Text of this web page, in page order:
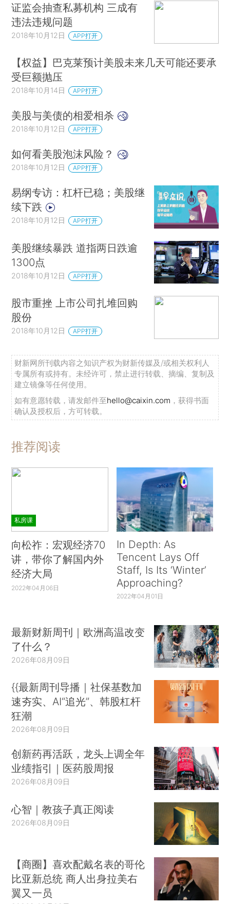
证监会抽查私募机构 三成有
违法违规问题
2018年10月12日 APP打开
【权益】巴克莱预计美股未来几天可能还要承
受巨额抛压
2018年10月14日 APP打开
美股与美债的相爱相杀
2018年10月12日 APP打开
如何看美股泡沫风险？
2018年10月12日 APP打开
易纲专访：杠杆已稳；美股继
续下跌
2018年10月12日 APP打开
美股继续暴跌 道指两日跌逾
1300点
2018年10月12日 APP打开
股市重挫 上市公司扎堆回购
股份
2018年10月12日 APP打开
财新网所刊载内容之知识产权为财新传媒及/或相关权利人
专属所有或持有。未经许可，禁止进行转载、摘编、复制及
建立镜像等任何使用。
如有意愿转载，请发邮件至hello@caixin.com ，获得书面
确认及授权后，方可转载。
推荐阅读
私房课
向松祚：宏观经济70
讲，带你了解国内外
经济大局
2022年04月06日
In Depth: As
Tencent Lays Off
Staff, Is Its ‘Winter’
Approaching?
2022年04月01日
最新财新周刊｜欧洲高温改变
了什么？
2026年08月09日
{{最新周刊导播｜社保基数加
速夯实、AI“追光”、韩股杠杆
狂潮
2026年08月09日
创新药再活跃，龙头上调全年
业绩指引｜医药股周报
2026年08月09日
心智｜教孩子真正阅读
2026年08月09日
【商圈】喜欢配戴名表的哥伦
比亚新总统 商人出身拉美右
翼又一员